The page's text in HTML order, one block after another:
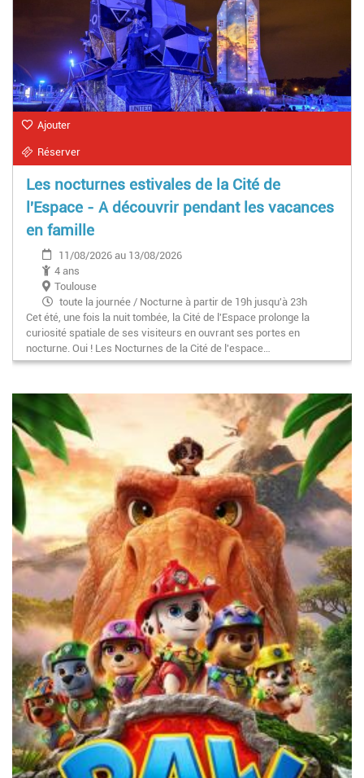
Ajouter
Réserver
Les nocturnes estivales de la Cité de
l'Espace - A découvrir pendant les vacances
en famille
11/08/2026 au 13/08/2026
4 ans
Toulouse
toute la journée / Nocturne à partir de 19h jusqu'à 23h
Cet été, une fois la nuit tombée, la Cité de l'Espace prolonge la
curiosité spatiale de ses visiteurs en ouvrant ses portes en
nocturne. Oui ! Les Nocturnes de la Cité de l'espace…